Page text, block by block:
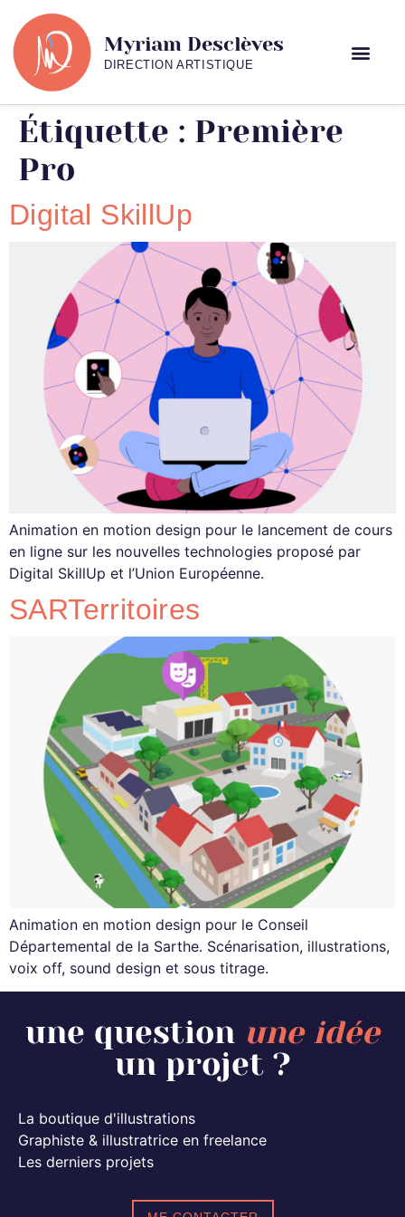
Myriam Desclèves
DIRECTION ARTISTIQUE
Étiquette : Première
Pro
Digital SkillUp
Animation en motion design pour le lancement de cours
en ligne sur les nouvelles technologies proposé par
Digital SkillUp et l’Union Européenne.
SARTerritoires
Animation en motion design pour le Conseil
Départemental de la Sarthe. Scénarisation, illustrations,
voix off, sound design et sous titrage.
une question une idée
un projet ?
La boutique d'illustrations
Graphiste & illustratrice en freelance
Les derniers projets